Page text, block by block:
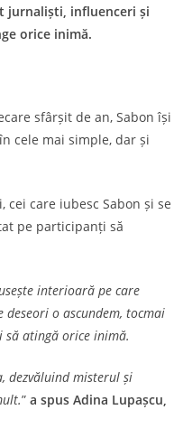
jurnaliști, influenceri și
orice inimă.
sfârșit de an, Sabon își
cele mai simple, dar și
care iubesc Sabon și se
pe participanți să
interioară pe care
o ascundem, tocmai
să atingă orice inimă.
dezvăluind misterul și
” a spus Adina Lupașcu,